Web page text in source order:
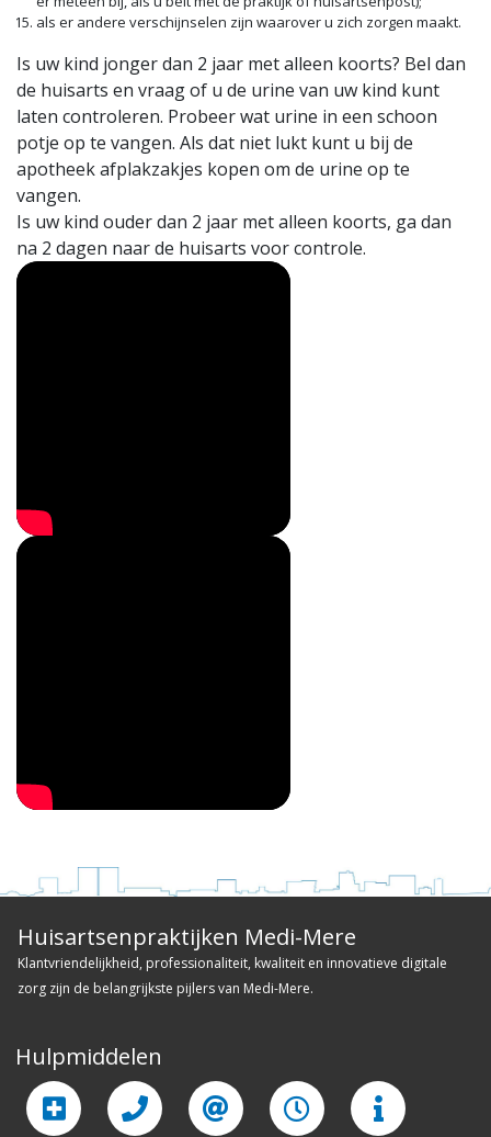
als er andere verschijnselen zijn waarover u zich zorgen maakt.
Is uw kind jonger dan 2 jaar met alleen koorts? Bel dan
de huisarts en vraag of u de urine van uw kind kunt
laten controleren. Probeer wat urine in een schoon
potje op te vangen. Als dat niet lukt kunt u bij de
apotheek afplakzakjes kopen om de urine op te
vangen.
Is uw kind ouder dan 2 jaar met alleen koorts, ga dan
na 2 dagen naar de huisarts voor controle.
Huisartsenpraktijken Medi-Mere
Klantvriendelijkheid, professionaliteit, kwaliteit en innovatieve digitale
zorg zijn de belangrijkste pijlers van Medi-Mere.
Hulpmiddelen